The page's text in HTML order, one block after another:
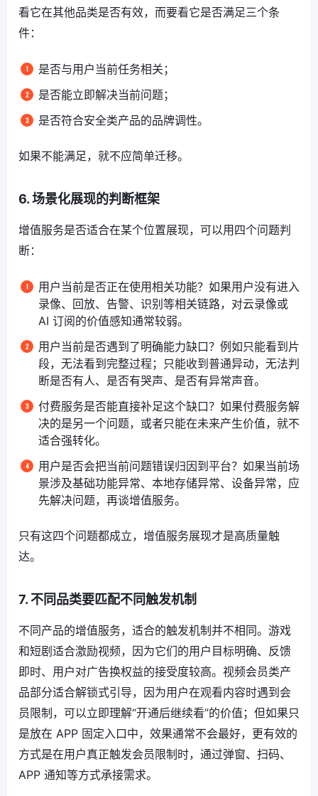
看它在其他品类是否有效，而要看它是否满足三个条
件：
是否与用户当前任务相关；
是否能立即解决当前问题；
是否符合安全类产品的品牌调性。
如果不能满足，就不应简单迁移。
6. 场景化展现的判断框架
增值服务是否适合在某个位置展现，可以用四个问题判
断：
用户当前是否正在使用相关功能？如果用户没有进入
录像、回放、告警、识别等相关链路，对云录像或
AI 订阅的价值感知通常较弱。
用户当前是否遇到了明确能力缺口？例如只能看到片
段，无法看到完整过程；只能收到普通异动，无法判
断是否有人、是否有哭声、是否有异常声音。
付费服务是否能直接补足这个缺口？如果付费服务解
决的是另一个问题，或者只能在未来产生价值，就不
适合强转化。
用户是否会把当前问题错误归因到平台？如果当前场
景涉及基础功能异常、本地存储异常、设备异常，应
先解决问题，再谈增值服务。
只有这四个问题都成立，增值服务展现才是高质量触
达。
7. 不同品类要匹配不同触发机制
不同产品的增值服务，适合的触发机制并不相同。游戏
和短剧适合激励视频，因为它们的用户目标明确、反馈
即时、用户对广告换权益的接受度较高。视频会员类产
品部分适合解锁式引导，因为用户在观看内容时遇到会
员限制，可以立即理解“开通后继续看”的价值；但如果只
是放在 APP 固定入口中，效果通常不会最好，更有效的
方式是在用户真正触发会员限制时，通过弹窗、扫码、
APP 通知等方式承接需求。